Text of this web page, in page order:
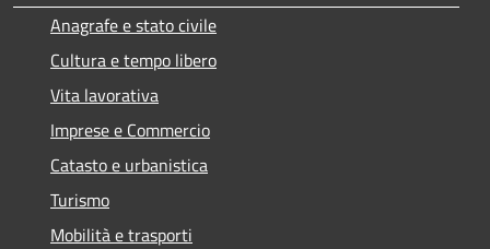
Anagrafe e stato civile
Cultura e tempo libero
Vita lavorativa
Imprese e Commercio
Catasto e urbanistica
Turismo
Mobilità e trasporti